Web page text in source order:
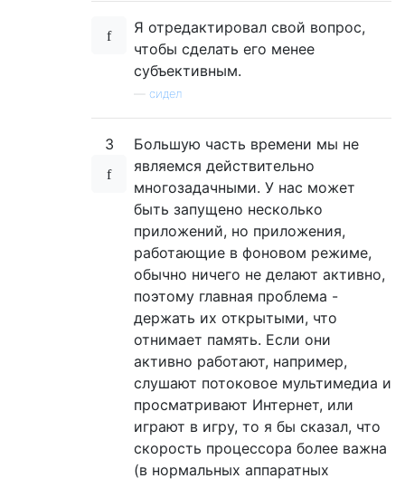
Я отредактировал свой вопрос,
чтобы сделать его менее
субъективным.
сидел
3
Большую часть времени мы не
являемся действительно
многозадачными. У нас может
быть запущено несколько
приложений, но приложения,
работающие в фоновом режиме,
обычно ничего не делают активно,
поэтому главная проблема -
держать их открытыми, что
отнимает память. Если они
активно работают, например,
слушают потоковое мультимедиа и
просматривают Интернет, или
играют в игру, то я бы сказал, что
скорость процессора более важна
(в нормальных аппаратных